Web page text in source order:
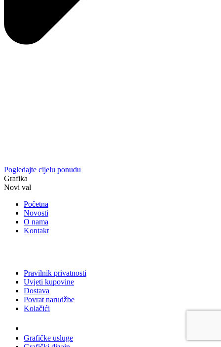
Pogledajte cijelu ponudu
Grafika
Novi val
Početna
Novosti
O nama
Kontakt
Pravilnik privatnosti
Uvjeti kupovine
Dostava
Povrat narudžbe
Kolačići
Grafičke usluge